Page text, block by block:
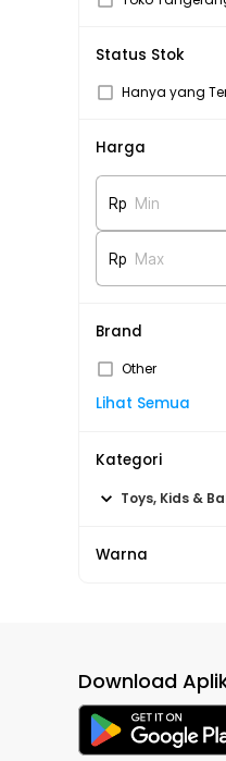
Status Stok
Hanya yang
Harga
Rp Min
Rp Max
Brand
Other
Lihat Semua
Kategori
Toys, Kids &
Warna
Download